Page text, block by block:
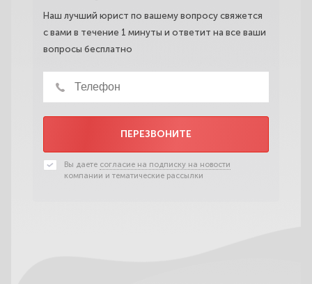
Наш лучший юрист по вашему вопросу свяжется
с вами в течение 1 минуты и ответит на все ваши
вопросы бесплатно
ПЕРЕЗВОНИТЕ
Вы даете согласие на подписку на новости
компании и тематические рассылки